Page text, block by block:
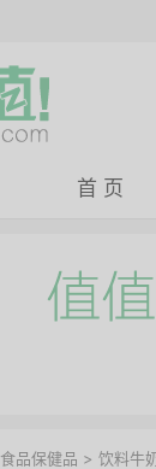
首 页
食品保健品 > 饮料牛